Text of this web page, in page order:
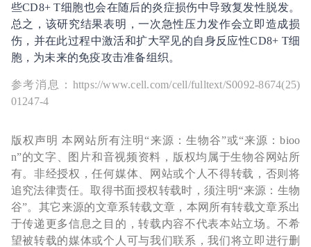
些CD8+ T细胞也会在随后的炎症损伤中导致复发性脱发。
总之，该研究结果表明，一次急性压力发作会立即造成损
伤，并在此过程中激活和扩大罕见的自身反应性CD8+ T细
胞，为未来的免疫攻击准备组织。
参考消息：https://www.cell.com/cell/fulltext/S0092-8674(25)
01247-4
版权声明 本网站所有注明“来源：生物谷”或“来源：bioo
n”的文字、图片和音视频资料，版权均属于生物谷网站所
有。非经授权，任何媒体、网站或个人不得转载，否则将
追究法律责任。取得书面授权转载时，须注明“来源：生物
谷”。其它来源的文章系转载文章，本网所有转载文章系出
于传递更多信息之目的，转载内容不代表本站立场。不希
望被转载的媒体或个人可与我们联系，我们将立即进行删